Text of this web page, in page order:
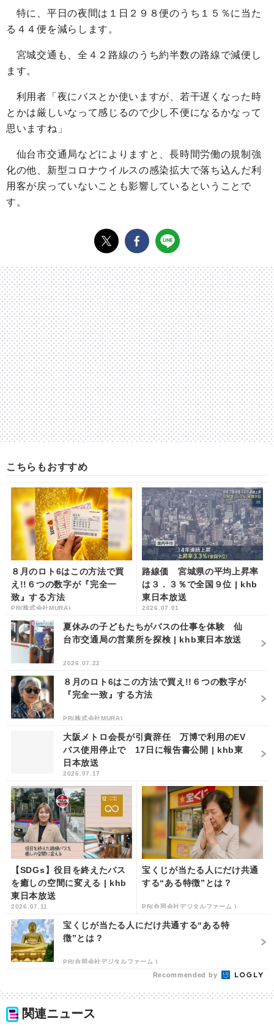
特に、平日の夜間は１日２９８便のうち１５％に当た
る４４便を減らします。
宮城交通も、全４２路線のうち約半数の路線で減便し
ます。
利用者「夜にバスとか使いますが、若干遅くなった時
とかは厳しいなって感じるので少し不便になるかなって
思いますね」
仙台市交通局などによりますと、長時間労働の規制強
化の他、新型コロナウイルスの感染拡大で落ち込んだ利
用客が戻っていないことも影響しているということで
す。
こちらもおすすめ
８月のロト6はこの方法で買
え!!６つの数字が『完全一
致』する方法
PR(株式会社MURA)
路線価 宮城県の平均上昇率
は３．３％で全国９位 | khb
東日本放送
2026.07.01
夏休みの子どもたちがバスの仕事を体験 仙
台市交通局の営業所を探検 | khb東日本放送
2026.07.22
８月のロト6はこの方法で買え!!６つの数字が
『完全一致』する方法
PR(株式会社MURA)
大阪メトロ会長が引責辞任 万博で利用のEV
バス使用停止で 17日に報告書公開 | khb東
日本放送
2026.07.17
【SDGs】役目を終えたバス
を癒しの空間に変える | khb
東日本放送
2026.07.11
宝くじが当たる人にだけ共通
する“ある特徴”とは？
PR(合同会社デジタルファーム )
宝くじが当たる人にだけ共通する“ある特
徴”とは？
PR(合同会社デジタルファーム )
Recommended by
関連ニュース